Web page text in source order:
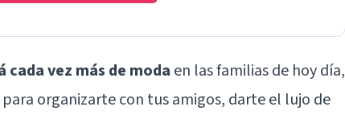
vez más de moda en las familias de hoy día,
organizarte con tus amigos, darte el lujo de